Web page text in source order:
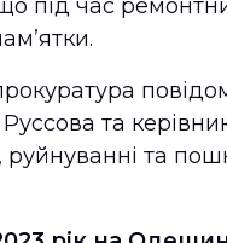
під час
та
та